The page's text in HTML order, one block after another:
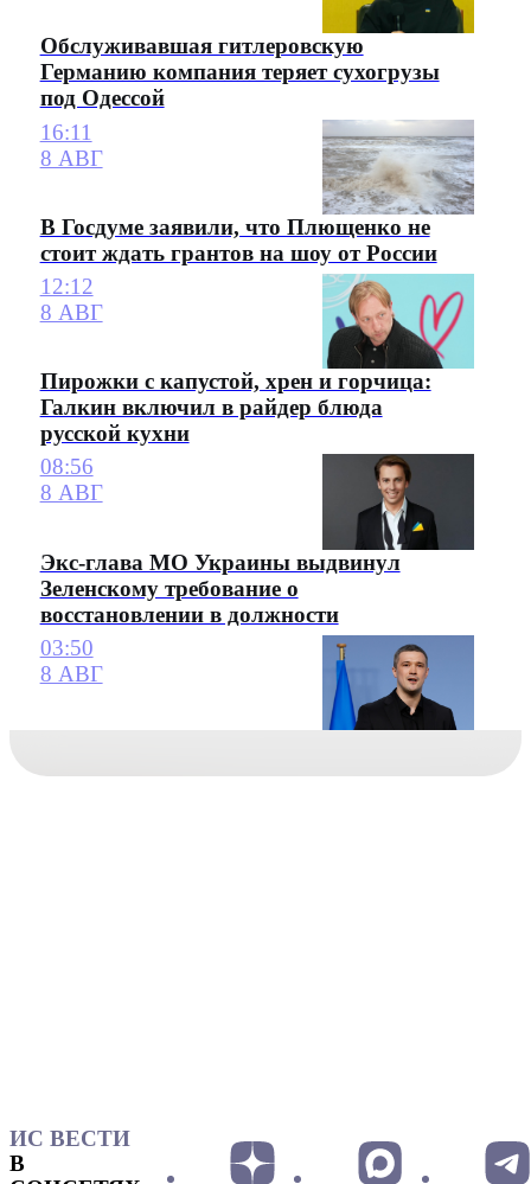
Обслуживавшая гитлеровскую
Германию компания теряет сухогрузы
под Одессой
16:11
8 АВГ
В Госдуме заявили, что Плющенко не
стоит ждать грантов на шоу от России
12:12
8 АВГ
Пирожки с капустой, хрен и горчица:
Галкин включил в райдер блюда
русской кухни
08:56
8 АВГ
Экс-глава МО Украины выдвинул
Зеленскому требование о
восстановлении в должности
03:50
8 АВГ
ИС ВЕСТИ
В